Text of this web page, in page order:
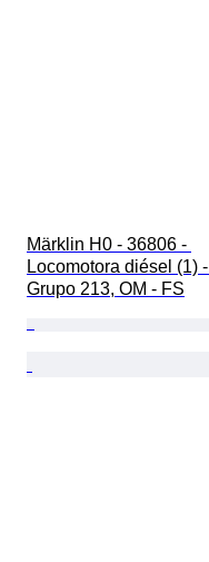
Märklin H0 - 36806 -
Locomotora diésel (1) -
Grupo 213, OM - FS